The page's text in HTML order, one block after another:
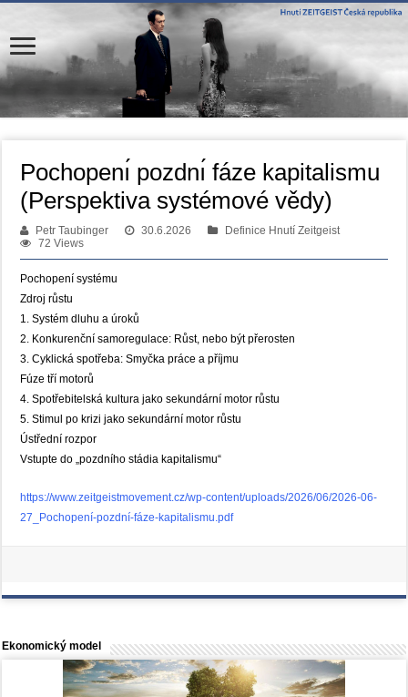
Pochopenı́ pozdnı́ fáze kapitalismu
(Perspektiva systémové vědy)
Petr Taubinger 30.6.2026
Definice Hnutí Zeitgeist
72 Views
Pochopení systému
Zdroj růstu
1. Systém dluhu a úroků
2. Konkurenční samoregulace: Růst, nebo být přerosten
3. Cyklická spotřeba: Smyčka práce a příjmu
Fúze tří motorů
4. Spotřebitelská kultura jako sekundární motor růstu
5. Stimul po krizi jako sekundární motor růstu
Ústřední rozpor
Vstupte do „pozdního stádia kapitalismu“
https://www.zeitgeistmovement.cz/wp-content/uploads/2026/06/2026-06-
27_Pochopení-pozdní-fáze-kapitalismu.pdf
Ekonomický model